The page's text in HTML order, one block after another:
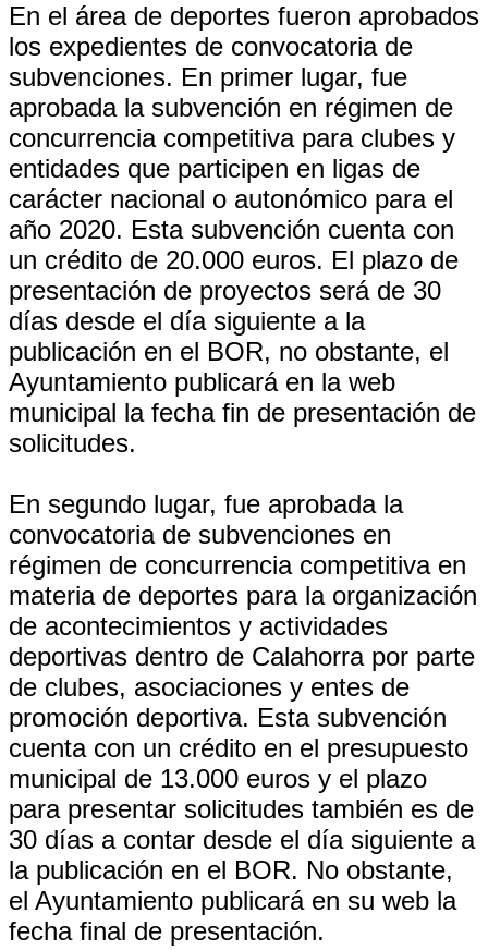
En el área de deportes fueron aprobados
los expedientes de convocatoria de
subvenciones. En primer lugar, fue
aprobada la subvención en régimen de
concurrencia competitiva para clubes y
entidades que participen en ligas de
carácter nacional o autonómico para el
año 2020. Esta subvención cuenta con
un crédito de 20.000 euros. El plazo de
presentación de proyectos será de 30
días desde el día siguiente a la
publicación en el BOR, no obstante, el
Ayuntamiento publicará en la web
municipal la fecha fin de presentación de
solicitudes.
En segundo lugar, fue aprobada la
convocatoria de subvenciones en
régimen de concurrencia competitiva en
materia de deportes para la organización
de acontecimientos y actividades
deportivas dentro de Calahorra por parte
de clubes, asociaciones y entes de
promoción deportiva. Esta subvención
cuenta con un crédito en el presupuesto
municipal de 13.000 euros y el plazo
para presentar solicitudes también es de
30 días a contar desde el día siguiente a
la publicación en el BOR. No obstante,
el Ayuntamiento publicará en su web la
fecha final de presentación.